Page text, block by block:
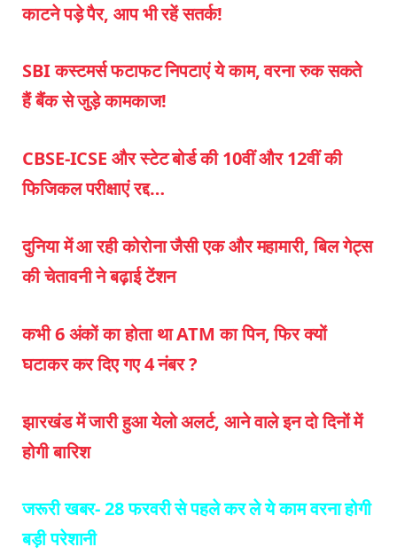
काटने पड़े पैर, आप भी रहें सतर्क!
SBI कस्टमर्स फटाफट निपटाएं ये काम, वरना रुक सकते
हैं बैंक से जुड़े कामकाज!
CBSE-ICSE और स्टेट बोर्ड की 10वीं और 12वीं की
फिजिकल परीक्षाएं रद्द…
दुनिया में आ रही कोरोना जैसी एक और महामारी, बिल गेट्स
की चेतावनी ने बढ़ाई टेंशन
कभी 6 अंकों का होता था ATM का पिन, फिर क्यों
घटाकर कर दिए गए 4 नंबर ?
झारखंड में जारी हुआ येलो अलर्ट, आने वाले इन दो दिनों में
होगी बारिश
जरूरी खबर-28 फरवरी से पहले कर ले ये काम वरना होगी
बड़ी परेशानी